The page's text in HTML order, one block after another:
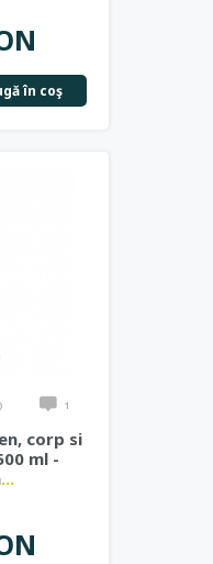
în coş
1
corp si
ml -
...